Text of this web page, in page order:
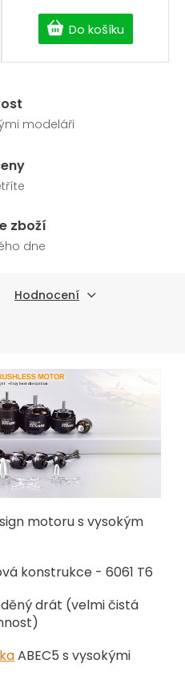
Do košíku
střídavý motor navržený
pro 67" akrobatická
s otevřeným chlazením,
vysokému krouticímu
okamžitou odezvu na plyn,
stabilní výkon i při
dlouhodobém zatížení a
kombinaci s uhlíkovou
extrémního tahu a
modeláři
zboží
dne
Hodnocení
motoru s vysokým
konstrukce - 6061 T6
drát (velmi čistá
ABEC5 s vysokými